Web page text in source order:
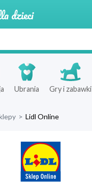
Produkty
Sklepy
Ubrania Gry i zabawki
> Lidl Online